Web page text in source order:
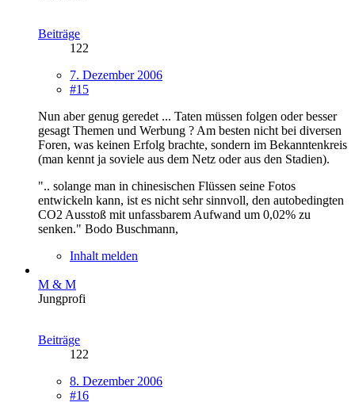
Beiträge
122
7. Dezember 2006
#15
Nun aber genug geredet ... Taten müssen folgen oder besser
gesagt Themen und Werbung ? Am besten nicht bei diversen
Foren, was keinen Erfolg brachte, sondern im Bekanntenkreis
(man kennt ja soviele aus dem Netz oder aus den Stadien).
".. solange man in chinesischen Flüssen seine Fotos
entwickeln kann, ist es nicht sehr sinnvoll, den autobedingten
CO2 Ausstoß mit unfassbarem Aufwand um 0,02% zu
senken." Bodo Buschmann,
Inhalt melden
M & M
Jungprofi
Beiträge
122
8. Dezember 2006
#16